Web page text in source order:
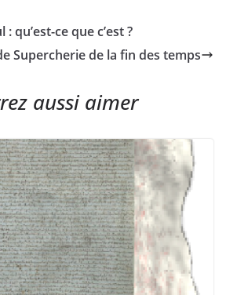
: qu’est-ce que c’est ?
Supercherie de la fin des temps
aussi aimer